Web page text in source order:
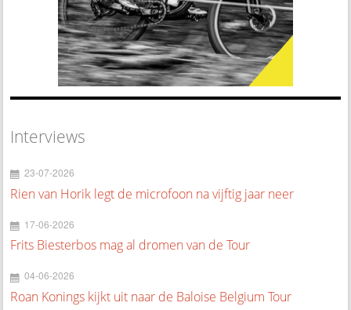
Interviews
23-07-2026
Rien van Horik legt de microfoon na vijftig jaar neer
17-06-2026
Frits Biesterbos mag al dromen van de Tour
04-06-2026
Roan Konings kijkt uit naar de Baloise Belgium Tour